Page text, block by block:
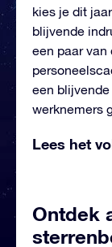
kies je dit
blijvende
een paar van
een
werknemers
Lees het
Ontdek